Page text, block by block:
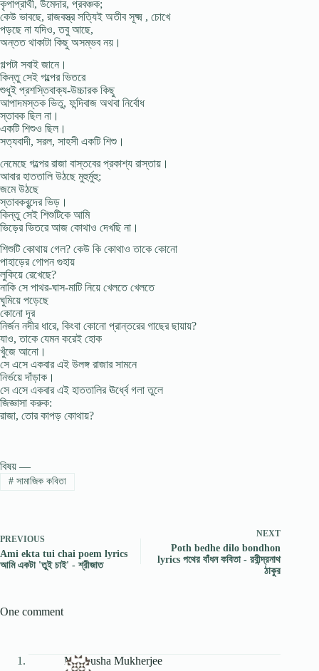
কৃপাপ্রার্থী, উমেদার, প্রবঞ্চক;
কেউ ভাবছে, রাজবস্ত্র সত্যিই অতীব সূক্ষ্ম , চোখে
পড়ছে না যদিও, তবু আছে,
অন্তত থাকাটা কিছু অসম্ভব নয়।
গল্পটা সবাই জানে।
কিন্তু সেই গল্পের ভিতরে
শুধুই প্রশস্তিবাক্য-উচ্চারক কিছু
আপাদমস্তক ভিতু, ফন্দিবাজ অথবা নির্বোধ
স্তাবক ছিল না।
একটি শিশুও ছিল।
সত্যবাদী, সরল, সাহসী একটি শিশু।
নেমেছে গল্পের রাজা বাস্তবের প্রকাশ্য রাস্তায়।
আবার হাততালি উঠছে মুহুর্মুহু;
জমে উঠছে
স্তাবকবৃন্দের ভিড়।
কিন্তু সেই শিশুটিকে আমি
ভিড়ের ভিতরে আজ কোথাও দেখছি না।
শিশুটি কোথায় গেল? কেউ কি কোথাও তাকে কোনো
পাহাড়ের গোপন গুহায়
লুকিয়ে রেখেছে?
নাকি সে পাথর-ঘাস-মাটি নিয়ে খেলতে খেলতে
ঘুমিয়ে পড়েছে
কোনো দূর
নির্জন নদীর ধারে, কিংবা কোনো প্রান্তরের গাছের ছায়ায়?
যাও, তাকে যেমন করেই হোক
খুঁজে আনো।
সে এসে একবার এই উলঙ্গ রাজার সামনে
নির্ভয়ে দাঁড়াক।
সে এসে একবার এই হাততালির ঊর্ধ্বে গলা তুলে
জিজ্ঞাসা করুক:
রাজা, তোর কাপড় কোথায়?
বিষয় —
#সামাজিক কবিতা
PREVIOUS
Ami ekta tui chai poem lyrics
আমি একটা 'তুই চাই' - শ্রীজাত
NEXT
Poth bedhe dilo bondhon
lyrics পথের বাঁধন কবিতা - রবীন্দ্রনাথ
ঠাকুর
One comment
Madhusha Mukherjee